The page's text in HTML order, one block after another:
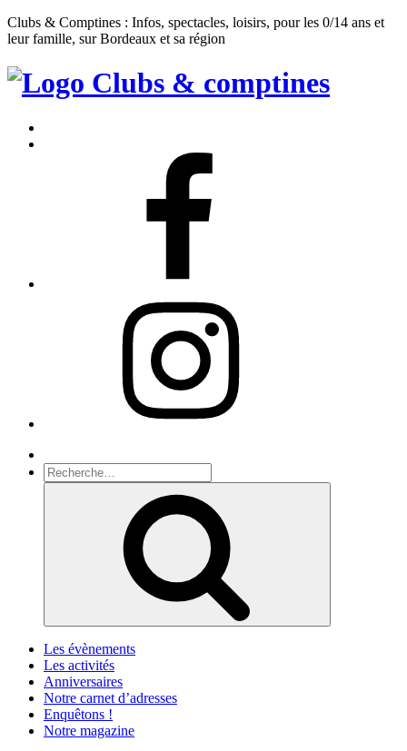
Clubs & Comptines : Infos, spectacles, loisirs, pour les 0/14 ans et
leur famille, sur Bordeaux et sa région
Clubs
Comptines
Recherche
pour
Les évènements
Les activités
Anniversaires
Notre carnet d’adresses
Enquêtons !
Notre magazine